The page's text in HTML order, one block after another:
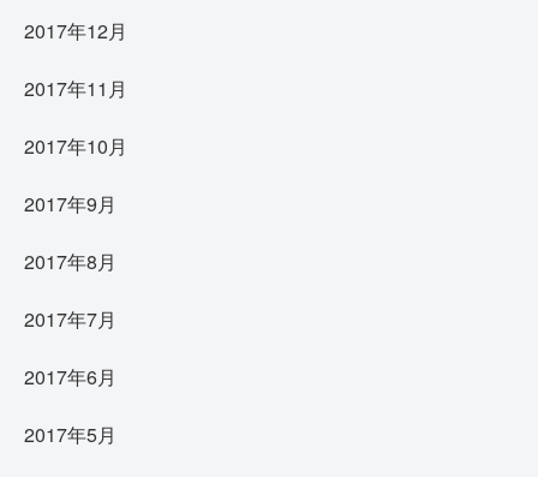
2017年12月
2017年11月
2017年10月
2017年9月
2017年8月
2017年7月
2017年6月
2017年5月